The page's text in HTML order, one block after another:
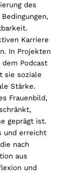
des
Karriere
In Projekten
Podcast
sie soziale
Stärke.
Frauenbild,
geprägt ist.
und erreicht
nach
aus
und